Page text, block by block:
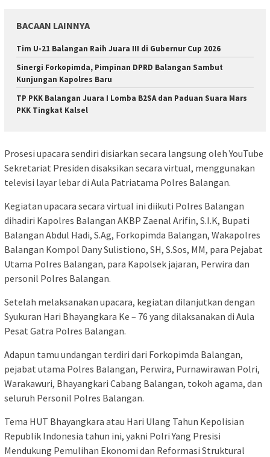
BACAAN LAINNYA
Tim U-21 Balangan Raih Juara III di Gubernur Cup 2026
Sinergi Forkopimda, Pimpinan DPRD Balangan Sambut
Kunjungan Kapolres Baru
TP PKK Balangan Juara I Lomba B2SA dan Paduan Suara Mars
PKK Tingkat Kalsel
Prosesi upacara sendiri disiarkan secara langsung oleh YouTube
Sekretariat Presiden disaksikan secara virtual, menggunakan
televisi layar lebar di Aula Patriatama Polres Balangan.
Kegiatan upacara secara virtual ini diikuti Polres Balangan
dihadiri Kapolres Balangan AKBP Zaenal Arifin, S.I.K, Bupati
Balangan Abdul Hadi, S.Ag, Forkopimda Balangan, Wakapolres
Balangan Kompol Dany Sulistiono, SH, S.Sos, MM, para Pejabat
Utama Polres Balangan, para Kapolsek jajaran, Perwira dan
personil Polres Balangan.
Setelah melaksanakan upacara, kegiatan dilanjutkan dengan
Syukuran Hari Bhayangkara Ke – 76 yang dilaksanakan di Aula
Pesat Gatra Polres Balangan.
Adapun tamu undangan terdiri dari Forkopimda Balangan,
pejabat utama Polres Balangan, Perwira, Purnawirawan Polri,
Warakawuri, Bhayangkari Cabang Balangan, tokoh agama, dan
seluruh Personil Polres Balangan.
Tema HUT Bhayangkara atau Hari Ulang Tahun Kepolisian
Republik Indonesia tahun ini, yakni Polri Yang Presisi
Mendukung Pemulihan Ekonomi dan Reformasi Struktural